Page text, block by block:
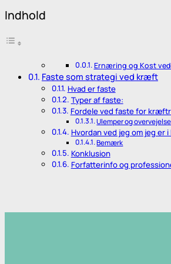
Indhold
Ernæring og Kost
Faste som strategi ved kræft
Hvad er faste
Typer af faste:
Fordele ved faste for
Ulemper og
Hvordan ved jeg om jeg er
Bemærk
Konklusion
Forfatterinfo og